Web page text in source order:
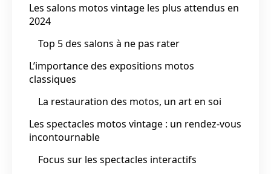
Les salons motos vintage les plus attendus en
2024
Top 5 des salons à ne pas rater
L’importance des expositions motos
classiques
La restauration des motos, un art en soi
Les spectacles motos vintage : un rendez-vous
incontournable
Focus sur les spectacles interactifs